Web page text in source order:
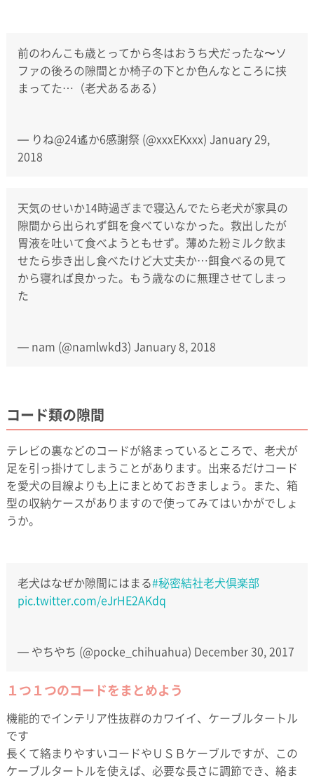
前のわんこも歳とってから冬はおうち犬だったな〜ソ
ファの後ろの隙間とか椅子の下とか色んなところに挟
まってた…（老犬あるある）
— りね@24遙か6感謝祭 (@xxxEKxxx) January 29,
2018
天気のせいか14時過ぎまで寝込んでたら老犬が家具の
隙間から出られず餌を食べていなかった。救出したが
胃液を吐いて食べようともせず。薄めた粉ミルク飲ま
せたら歩き出し食べたけど大丈夫か…餌食べるの見て
から寝れば良かった。もう歳なのに無理させてしまっ
た
— nam (@namlwkd3) January 8, 2018
コード類の隙間
テレビの裏などのコードが絡まっているところで、老犬が
足を引っ掛けてしまうことがあります。出来るだけコード
を愛犬の目線よりも上にまとめておきましょう。また、箱
型の収納ケースがありますので使ってみてはいかがでしょ
うか。
老犬はなぜか隙間にはまる#秘密結社老犬倶楽部
pic.twitter.com/eJrHE2AKdq
— やちやち (@pocke_chihuahua) December 30, 2017
１つ１つのコードをまとめよう
機能的でインテリア性抜群のカワイイ、ケーブルタートル
です
長くて絡まりやすいコードやＵＳＢケーブルですが、この
ケーブルタートルを使えば、必要な長さに調節でき、絡ま